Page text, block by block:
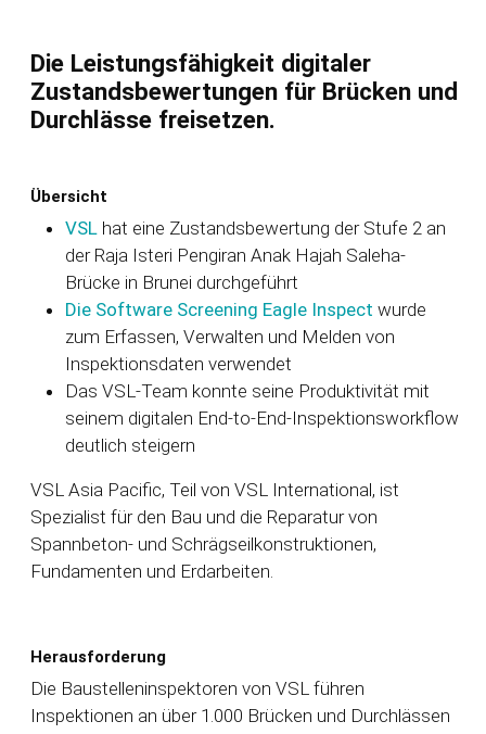
Die Leistungsfähigkeit digitaler
Zustandsbewertungen für Brücken und
Durchlässe freisetzen.
Übersicht
VSL hat eine Zustandsbewertung der Stufe 2 an
der Raja Isteri Pengiran Anak Hajah Saleha-
Brücke in Brunei durchgeführt
Die Software Screening Eagle Inspect wurde
zum Erfassen, Verwalten und Melden von
Inspektionsdaten verwendet
Das VSL-Team konnte seine Produktivität mit
seinem digitalen End-to-End-Inspektionsworkflow
deutlich steigern
VSL Asia Pacific, Teil von VSL International, ist
Spezialist für den Bau und die Reparatur von
Spannbeton- und Schrägseilkonstruktionen,
Fundamenten und Erdarbeiten.
Herausforderung
Die Baustelleninspektoren von VSL führen
Inspektionen an über 1.000 Brücken und Durchlässen